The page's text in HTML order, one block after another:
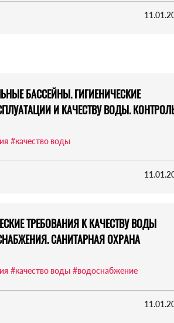
БАССЕЙНЫ. ГИГИЕНИЧЕСКИЕ
И КАЧЕСТВУ ВОДЫ.
#качество воды
ТРЕБОВАНИЯ К КАЧЕСТВУ ВОДЫ
САНИТАРНАЯ ОХРАНА
#качество воды #водоснабжение